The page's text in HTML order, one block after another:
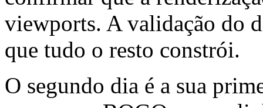
viewports. A validação do
que tudo o resto constrói.
O segundo dia é a sua